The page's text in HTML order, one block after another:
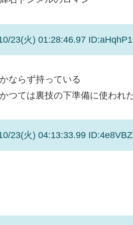
23(火) 01:28:46.97
ならず持っている
つては裏技の下準備に使われ
23(火) 04:13:33.99